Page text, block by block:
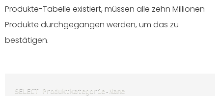
Produkte-Tabelle existiert, müssen alle zehn Millionen
Produkte durchgegangen werden, um das zu
bestätigen.
SELECT Produktkategorie-Name